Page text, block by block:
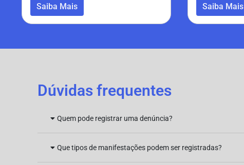
Saiba Mais Saiba Mais
Dúvidas frequentes
Quem pode registrar uma denúncia?
Que tipos de manifestações podem ser registradas?